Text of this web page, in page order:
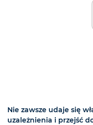
Nie zawsze udaje się
uzależnienia i przejść